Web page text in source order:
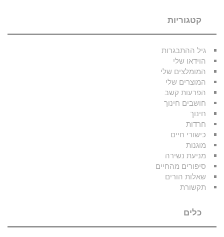
קטגוריות
גיל ההתבגרות
הוידאו שלי
המומלצים שלי
המוצרים שלי
הפרעות קשב
חושבים חינוך
חינוך
חרדות
כישורי חיים
מוגנות
מניעת נשירה
סיפורים מהחיים
שאלות הורים
תקשורת
כלים